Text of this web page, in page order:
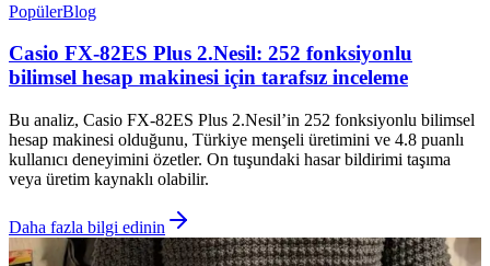
PopülerBlog
Casio FX-82ES Plus 2.Nesil: 252 fonksiyonlu
bilimsel hesap makinesi için tarafsız inceleme
Bu analiz, Casio FX-82ES Plus 2.Nesil’in 252 fonksiyonlu bilimsel
hesap makinesi olduğunu, Türkiye menşeli üretimini ve 4.8 puanlı
kullanıcı deneyimini özetler. On tuşundaki hasar bildirimi taşıma
veya üretim kaynaklı olabilir.
Daha fazla bilgi edinin